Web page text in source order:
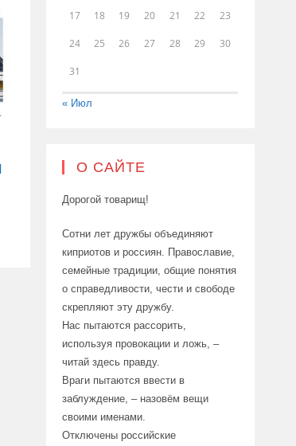
17 18 19 20 21 22 23
24 25 26 27 28 29 30
31
« Июл
О САЙТЕ
Дорогой товарищ!
Сотни лет дружбы объединяют
киприотов и россиян. Православие,
семейные традиции, общие понятия
о справедливости, чести и свободе
скрепляют эту дружбу.
Нас пытаются рассорить,
используя провокации и ложь, –
читай здесь правду.
Враги пытаются ввести в
заблуждение, – назовём вещи
своими именами.
Отключены российские